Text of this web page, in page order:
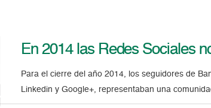
En 2014 las Redes Sociales
Para el cierre del año 2014, los seguidores de
Linkedin y Google+, representaban una